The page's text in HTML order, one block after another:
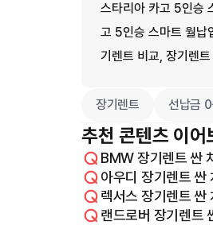
스타리아 카고 5인승
고 5인승 스마트 월납
기렌트 비교, 장기렌
장기렌트 선납금
추천 콘텐츠 이어
BMW 장기렌트 싼
아우디 장기렌트 싼
렉서스 장기렌트 싼
랜드로버 장기렌트